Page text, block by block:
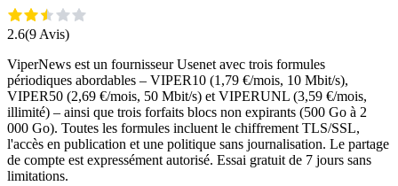
2.6(9 Avis)
ViperNews est un fournisseur Usenet avec trois formules
périodiques abordables – VIPER10 (1,79 €/mois, 10 Mbit/s),
VIPER50 (2,69 €/mois, 50 Mbit/s) et VIPERUNL (3,59 €/mois,
illimité) – ainsi que trois forfaits blocs non expirants (500 Go à 2
000 Go). Toutes les formules incluent le chiffrement TLS/SSL,
l'accès en publication et une politique sans journalisation. Le partage
de compte est expressément autorisé. Essai gratuit de 7 jours sans
limitations.